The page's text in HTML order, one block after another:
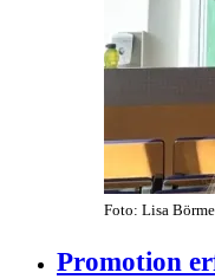
Foto: Lisa
Promotion